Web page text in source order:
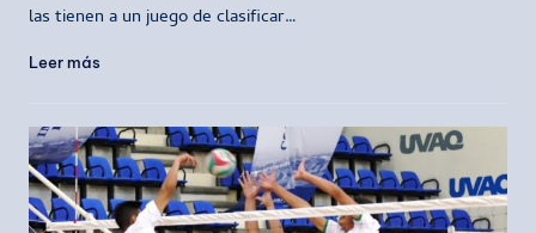
las tienen a un juego de clasificar…
Leer más